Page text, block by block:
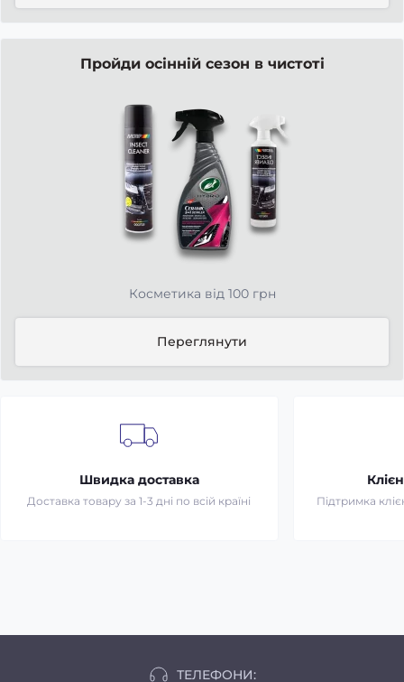
Пройди осінній сезон в чистоті
Косметика від 100 грн
Переглянути
Швидка доставка
Доставка товару за 1-3 дні по всій країні Підтримка
ТЕЛЕФОНИ: